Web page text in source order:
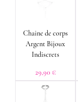
Chaine de corps
Argent Bijoux
Indiscrets
Prix
29,90 €